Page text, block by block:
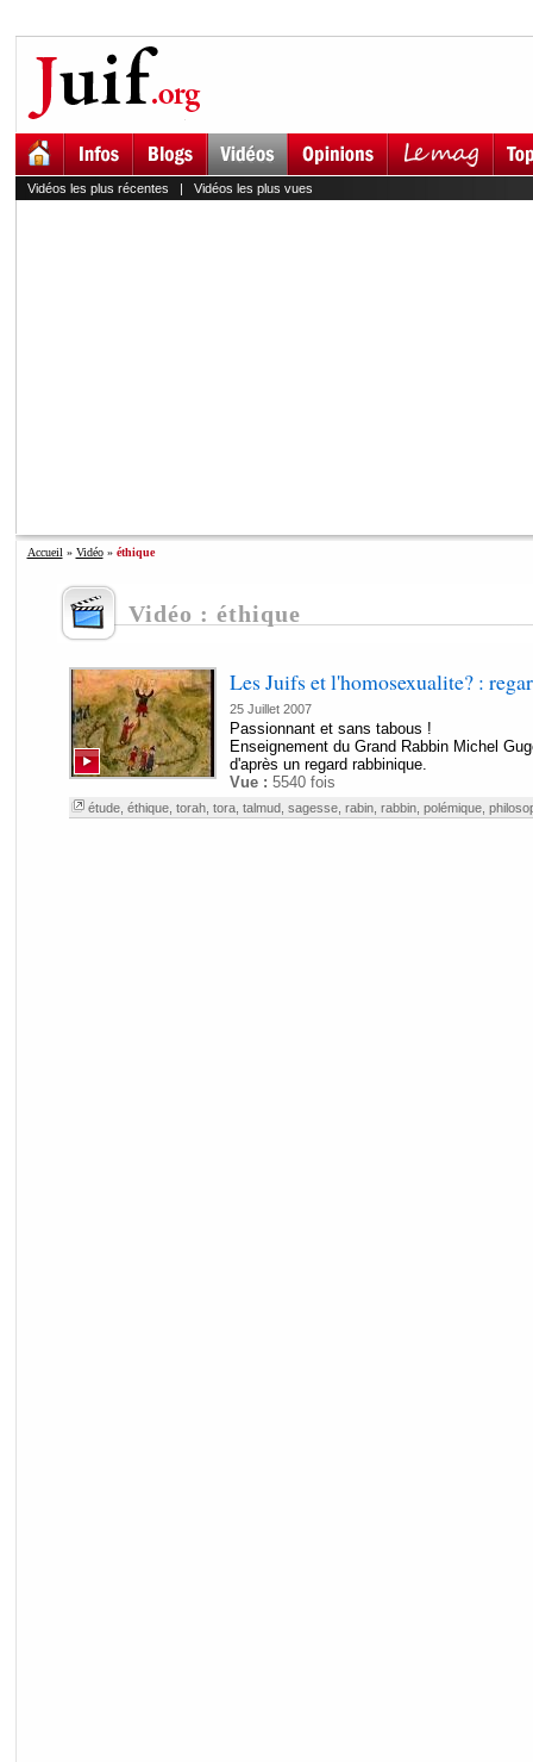
Vidéos les plus récentes | Vidéos les plus vues
Accueil » Vidéo» éthique
Vidéo : éthique
Les Juifs et l'homosexualite? :
25 Juillet 2007
Passionnant et sans tabous !
Enseignement du Grand Rabbin Michel
d'après un regard rabbinique.
Vue : 5540 fois
étude, éthique, torah, tora, talmud, sagesse, rabin, rabbin, polémique,